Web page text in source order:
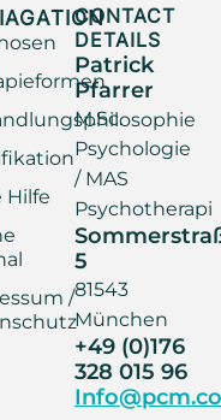
Hilfe
/
CONTACT
DETAILS
Patrick
Pfarrer
M.Sc.
Psychologie
/ MAS
Psychotherapi
5
81543
München
+49 (0)176
328 015 96